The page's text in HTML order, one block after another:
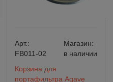
Арт.:
FB011-02
Магазин:
в наличии
Корзина для
портафильтра Agave